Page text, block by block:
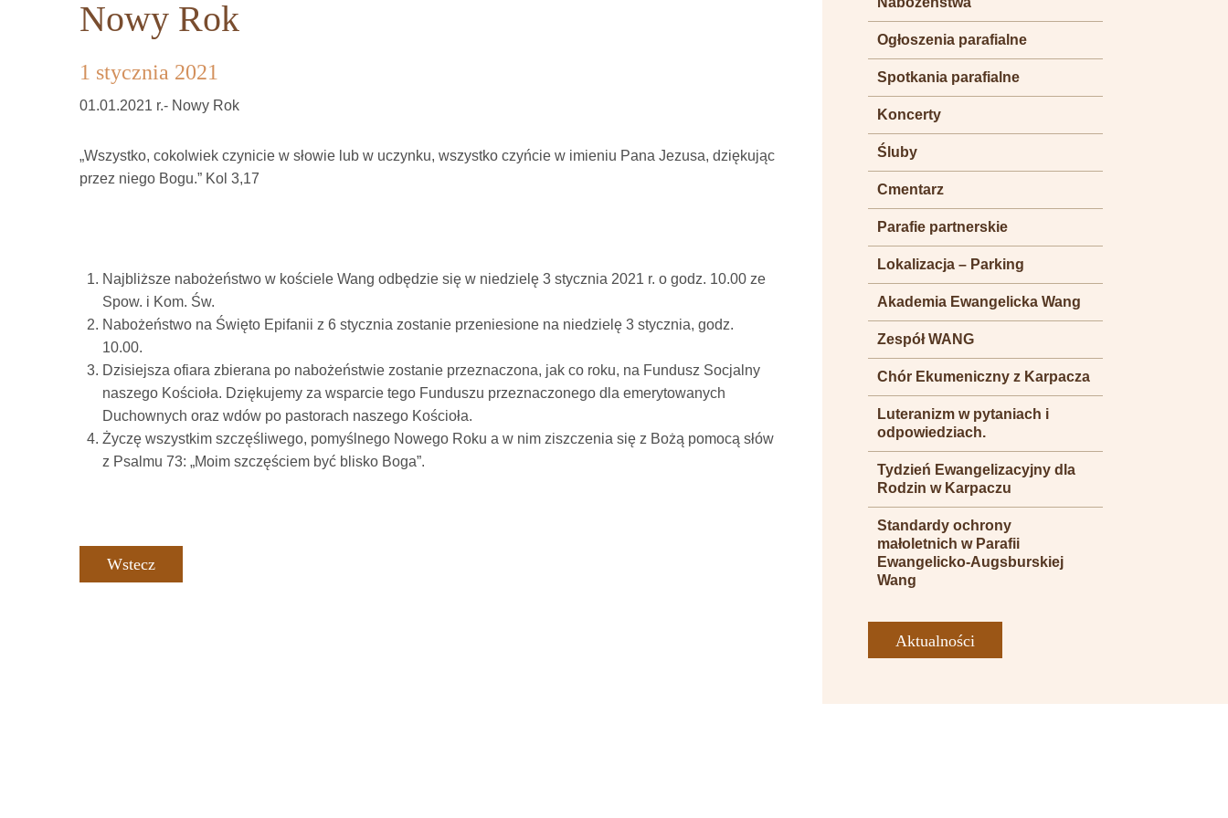
Nowy Rok
1 stycznia 2021
01.01.2021 r.- Nowy Rok
„Wszystko, cokolwiek czynicie w słowie lub w uczynku, wszystko czyńcie w imieniu Pana Jezusa, dziękując
przez niego Bogu.” Kol 3,17
Najbliższe nabożeństwo w kościele Wang odbędzie się w niedzielę 3 stycznia 2021 r. o godz. 10.00 ze
Spow. i Kom. Św.
Nabożeństwo na Święto Epifanii z 6 stycznia zostanie przeniesione na niedzielę 3 stycznia, godz.
10.00.
Dzisiejsza ofiara zbierana po nabożeństwie zostanie przeznaczona, jak co roku, na Fundusz Socjalny
naszego Kościoła. Dziękujemy za wsparcie tego Funduszu przeznaczonego dla emerytowanych
Duchownych oraz wdów po pastorach naszego Kościoła.
Życzę wszystkim szczęśliwego, pomyślnego Nowego Roku a w nim ziszczenia się z Bożą pomocą słów
z Psalmu 73: „Moim szczęściem być blisko Boga”.
Wstecz
Ogłoszenia parafialne
Spotkania parafialne
Koncerty
Śluby
Cmentarz
Parafie partnerskie
Lokalizacja – Parking
Akademia Ewangelicka Wang
Zespół WANG
Chór Ekumeniczny z Karpacza
Luteranizm w pytaniach i
odpowiedziach.
Tydzień Ewangelizacyjny dla
Rodzin w Karpaczu
Standardy ochrony
małoletnich w Parafii
Ewangelicko-Augsburskiej
Wang
Aktualności